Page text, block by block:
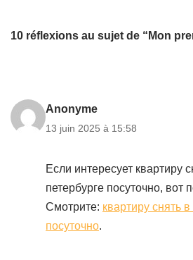
10 réflexions au sujet de “Mon
Anonyme
13 juin 2025 à 15:58
Если интересует квартиру
петербурге посуточно, вот
Смотрите: квартиру снять
посуточно.